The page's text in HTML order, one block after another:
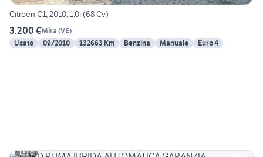
Citroen C1, 2010, 1.0i (68 Cv)
3.200 €Mira (VE)
Usato
09/2010 132663 Km Benzina Manuale Euro 4
6